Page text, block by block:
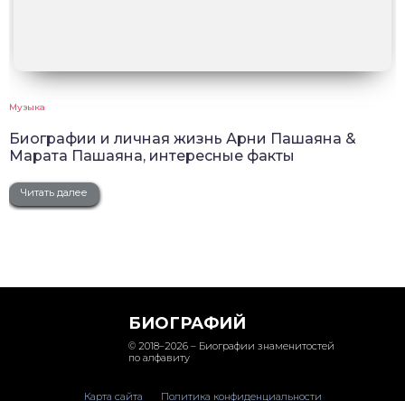
Музыка
Биографии и личная жизнь Арни Пашаяна &
Марата Пашаяна, интересные факты
Читать далее
БИОГРАФИЙ
© 2018–2026 – Биографии знаменитостей
по алфавиту
Карта сайта Политика конфиденциальности